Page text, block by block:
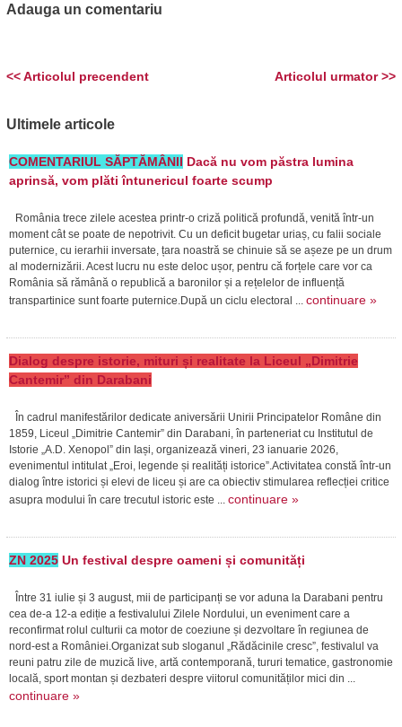
Adauga un comentariu
Articolul urmator >>
<< Articolul precendent
Ultimele articole
COMENTARIUL SĂPTĂMÂNII Dacă nu vom păstra lumina
aprinsă, vom plăti întunericul foarte scump
România trece zilele acestea printr-o criză politică profundă, venită într-un
moment cât se poate de nepotrivit. Cu un deficit bugetar uriaș, cu falii sociale
puternice, cu ierarhii inversate, țara noastră se chinuie să se așeze pe un drum
al modernizării. Acest lucru nu este deloc ușor, pentru că forțele care vor ca
România să rămână o republică a baronilor și a rețelelor de influență
transpartinice sunt foarte puternice.După un ciclu electoral ... continuare »
Dialog despre istorie, mituri și realitate la Liceul „Dimitrie
Cantemir” din Darabani
În cadrul manifestărilor dedicate aniversării Unirii Principatelor Române din
1859, Liceul „Dimitrie Cantemir” din Darabani, în parteneriat cu Institutul de
Istorie „A.D. Xenopol” din Iași, organizează vineri, 23 ianuarie 2026,
evenimentul intitulat „Eroi, legende și realități istorice”.Activitatea constă într-un
dialog între istorici și elevi de liceu și are ca obiectiv stimularea reflecției critice
asupra modului în care trecutul istoric este ... continuare »
ZN 2025Un festival despre oameni și comunități
Între 31 iulie și 3 august, mii de participanți se vor aduna la Darabani pentru
cea de-a 12-a ediție a festivalului Zilele Nordului, un eveniment care a
reconfirmat rolul culturii ca motor de coeziune și dezvoltare în regiunea de
nord-est a României.Organizat sub sloganul „Rădăcinile cresc”, festivalul va
reuni patru zile de muzică live, artă contemporană, tururi tematice, gastronomie
locală, sport montan și dezbateri despre viitorul comunităților mici din ...
continuare »